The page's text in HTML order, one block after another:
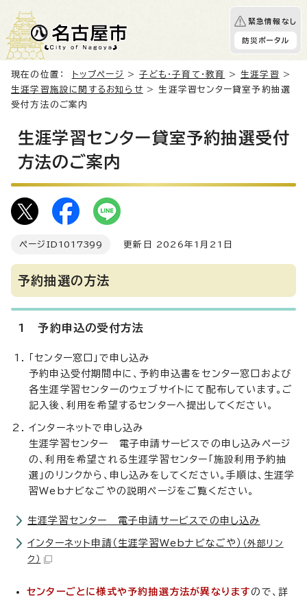
緊急情報なし
防災ポータル
現在の位置： トップページ >子ども・子育て・教育 >生涯学習
>
生涯学習施設に関するお知らせ > 生涯学習センター貸室予約抽選
受付方法のご案内
生涯学習センター貸室予約抽選受付
方法のご案内
ページID 1017399 更新日 2026年1月21日
予約抽選の方法
1 予約申込の受付方法
「センター窓口」で申し込み
予約申込受付期間中に、予約申込書をセンター窓口および
各生涯学習センターのウェブサイトにて配布しています。ご
記入後、利用を希望するセンターへ提出してください。
インターネットで申し込み
生涯学習センター 電子申請サービスでの申し込みページ
の、利用を希望される生涯学習センター「施設利用予約抽
選」のリンクから、申し込みをしてください。手順は、生涯学
習Webナビなごやの説明ページをご覧ください。
生涯学習センター 電子申請サービスでの申し込み
インターネット申請（生涯学習Webナビなごや） （外部リン
ク）
センターごとに様式や予約抽選方法が異なりますので、詳